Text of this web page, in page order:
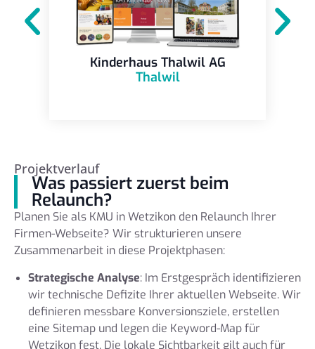
Kinderhaus Thalwil AG
Thalwil
Projektverlauf
Was passiert zuerst beim
Relaunch?
Planen Sie als KMU in Wetzikon den Relaunch Ihrer
Firmen-Webseite? Wir strukturieren unsere
Zusammenarbeit in diese Projektphasen:
Strategische Analyse: Im Erstgespräch identifizieren
wir technische Defizite Ihrer aktuellen Webseite. Wir
definieren messbare Konversionsziele, erstellen
eine Sitemap und legen die Keyword-Map für
Wetzikon fest. Die lokale Sichtbarkeit gilt auch für